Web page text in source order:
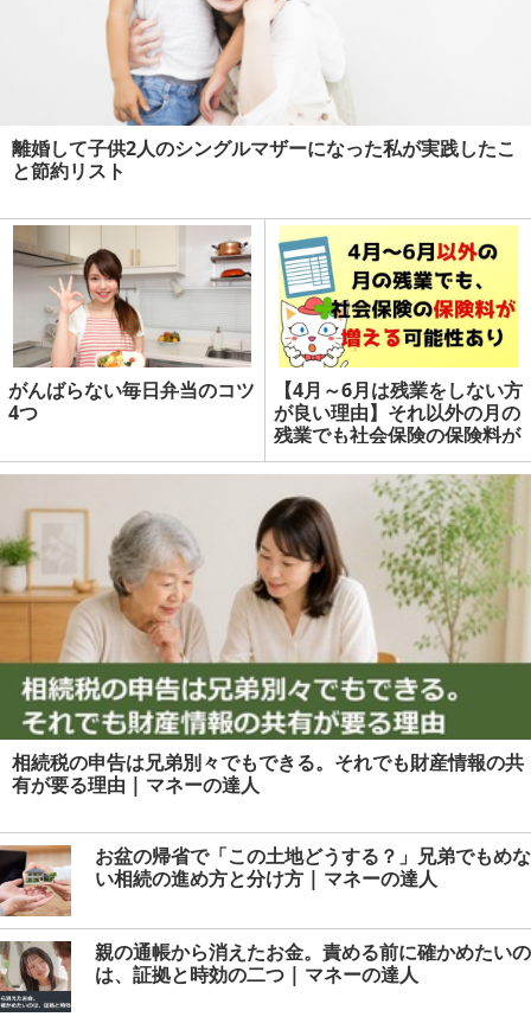
離婚して子供2人のシングルマザーになった私が実践したこ
と節約リスト
がんばらない毎日弁当のコツ
4つ
【4月～6月は残業をしない方
が良い理由】それ以外の月の
残業でも社会保険の保険料が
増える理由と具体例 | マネー
の達人
相続税の申告は兄弟別々でもできる。それでも財産情報の共
有が要る理由 | マネーの達人
お盆の帰省で「この土地どうする？」兄弟でもめな
い相続の進め方と分け方 | マネーの達人
親の通帳から消えたお金。責める前に確かめたいの
は、証拠と時効の二つ | マネーの達人